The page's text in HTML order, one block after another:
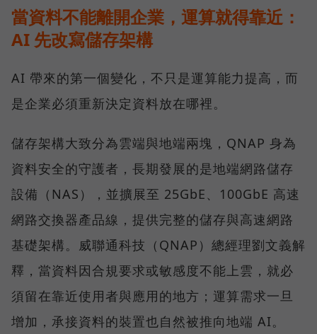
當資料不能離開企業，運算就得靠近：
AI 先改寫儲存架構
AI 帶來的第一個變化，不只是運算能力提高，而
是企業必須重新決定資料放在哪裡。
儲存架構大致分為雲端與地端兩塊，QNAP 身為
資料安全的守護者，長期發展的是地端網路儲存
設備（NAS），並擴展至 25GbE、100GbE 高速
網路交換器產品線，提供完整的儲存與高速網路
基礎架構。威聯通科技（QNAP）總經理劉文義解
釋，當資料因合規要求或敏感度不能上雲，就必
須留在靠近使用者與應用的地方；運算需求一旦
增加，承接資料的裝置也自然被推向地端 AI。